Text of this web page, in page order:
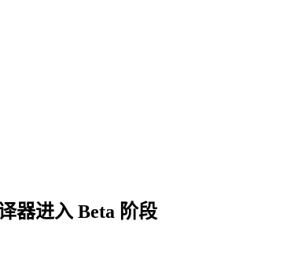
器进入 Beta 阶段